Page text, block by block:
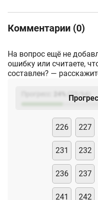
Комментарии (0)
На вопрос ещё не
ошибку или считаете,
составлен? —
(23
226 227
231 232
236 237
241 242